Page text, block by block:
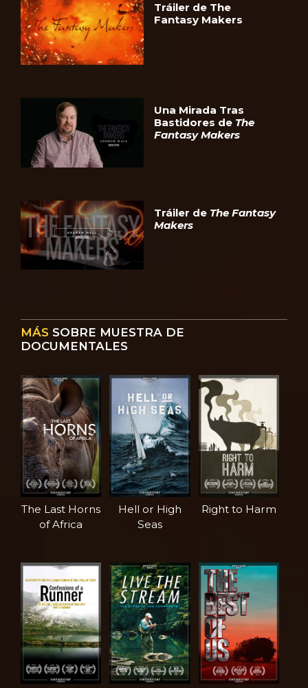
Tráiler de The
Fantasy Makers
Una Mirada Tras
Bastidores de The
Fantasy Makers
Tráiler de The Fantasy
Makers
MÁS SOBRE MUESTRA DE
DOCUMENTALES
The Last Horns
of Africa
Hell or High
Seas
Right to Harm